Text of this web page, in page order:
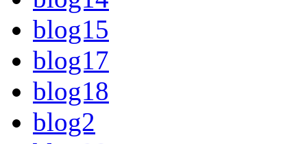
blog15
blog17
blog18
blog2